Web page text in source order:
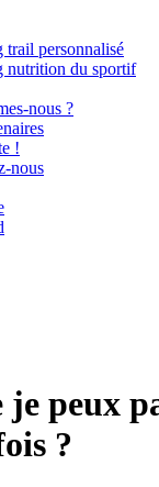
trail personnalisé
nutrition du sportif
nous ?
!
nous
je peux
?